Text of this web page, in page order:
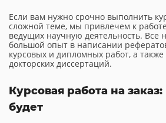
Если вам нужно срочно выполнить
сложной теме, мы привлечем к
ведущих научную деятельность.
большой опыт в написании
курсовых и дипломных работ, а также
докторских диссертаций.
Курсовая работа на
будет